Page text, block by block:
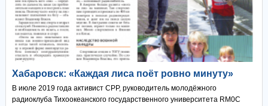
Хабаровск: «Каждая лиса поёт ровно минуту»
В июле 2019 года активист СРР, руководитель молодёжного
радиоклуба Тихоокеанского государственного университета RM0C